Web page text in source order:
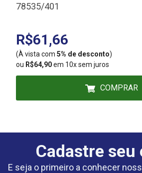
78535/401
R$61,66
(À vista com 5% de desconto)
ou R$64,90em 10x sem juros
COMPRAR
Cadastre seu
E seja o primeiro a conhecer